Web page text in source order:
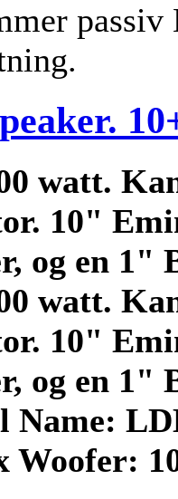
passiv
watt.
10"
og en 1"
watt.
10"
og en 1"
Name:
Woofer: